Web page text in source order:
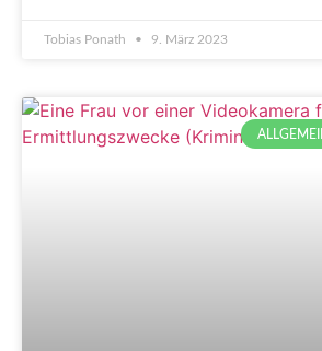
Tobias Ponath 9. März 2023